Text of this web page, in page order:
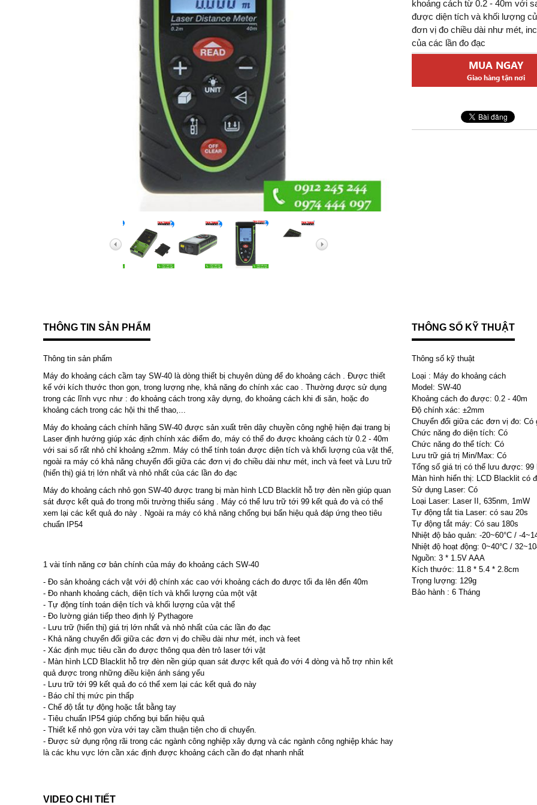
Ống Nhòm Yukon Belarus
Ống Nhòm Baigish Nga
Ống Nhòm Nikula
Ống Nhòm Các Hãng Khác
Ống Nhòm Quân Sự, Hàng Hải
Ống Nhòm Điều Chỉnh Zoom
Ống Nhòm Một Mắt
Ống Nhòm Du Lịch Bỏ Túi
khoảng cách từ 0.2 - 40m với
được diện tích và khối lượng
đơn vị đo chiều dài như mét,
của các lần đo đạc
MUA NGAY
Giao hàng tận nơi
THÔNG TIN SẢN PHẨM
Thông tin sản phẩm
Máy đo khoảng cách cầm tay SW-40 là dòng thiết bị chuyên dùng để đo khoảng cách . Được thiết
kế với kích thước thon gọn, trong lượng nhẹ, khả năng đo chính xác cao . Thường được sử dụng
trong các lĩnh vực như : đo khoảng cách trong xây dựng, đo khoảng cách khi đi săn, hoặc đo
khoảng cách trong các hội thi thể thao,...
Máy đo khoảng cách chính hãng SW-40 được sản xuất trên dây chuyền công nghệ hiện đại trang bị
Laser định hướng giúp xác định chính xác điểm đo, máy có thể đo được khoảng cách từ 0.2 - 40m
với sai số rất nhỏ chỉ khoảng ±2mm. Máy có thể tính toán được diện tích và khối lượng của vật thể,
ngoài ra máy có khả năng chuyển đổi giữa các đơn vị đo chiều dài như mét, inch và feet và Lưu trữ
(hiển thị) giá trị lớn nhất và nhỏ nhất của các lần đo đạc
Máy đo khoảng cách nhỏ gọn SW-40 được trang bị màn hình LCD Blacklit hỗ trợ đèn nền giúp quan
sát được kết quả đo trong môi trường thiếu sáng . Máy có thể lưu trữ tới 99 kết quả đo và có thể
xem lại các kết quả đo này . Ngoài ra máy có khả năng chống bụi bẩn hiệu quả đáp ứng theo tiêu
chuẩn IP54
1 vài tính năng cơ bản chính của máy đo khoảng cách SW-40
- Đo sản khoảng cách vật với độ chính xác cao với khoảng cách đo được tối đa lên đến 40m
- Đo nhanh khoảng cách, diện tích và khối lượng của một vật
- Tự động tính toán diện tích và khối lượng của vật thể
- Đo lường gián tiếp theo định lý Pythagore
- Lưu trữ (hiển thị) giá trị lớn nhất và nhỏ nhất của các lần đo đạc
- Khả năng chuyển đổi giữa các đơn vị đo chiều dài như mét, inch và feet
- Xác định mục tiêu cần đo được thông qua đèn trỏ laser tới vật
- Màn hình LCD Blacklit hỗ trợ đèn nền giúp quan sát được kết quả đo với 4 dòng và hỗ trợ nhìn kết
quả được trong những điều kiện ánh sáng yếu
- Lưu trữ tới 99 kết quả đo có thể xem lại các kết quả đo này
- Báo chỉ thị mức pin thấp
- Chế độ tắt tự động hoặc tắt bằng tay
- Tiêu chuẩn IP54 giúp chống bụi bẩn hiệu quả
- Thiết kế nhỏ gọn vừa với tay cầm thuận tiện cho di chuyển.
- Được sử dụng rộng rãi trong các ngành công nghiệp xây dựng và các ngành công nghiệp khác hay
là các khu vực lớn cần xác định được khoảng cách cần đo đạt nhanh nhất
THÔNG SỐ KỸ THUẬT
Thông số kỹ thuật
Loại : Máy đo khoảng cách
Model: SW-40
Khoảng cách đo được: 0.2 - 40m
Độ chính xác: ±2mm
Chuyển đổi giữa các đơn vị đo: Có
Chức năng đo diện tích: Có
Chức năng đo thể tích: Có
Lưu trữ giá trị Min/Max: Có
Tổng số giá trị có thể lưu được: 99
Màn hình hiển thị: LCD Blacklit có
Sử dụng Laser: Có
Loại Laser: Laser II, 635nm, 1mW
Tự động tắt tia Laser: có sau 20s
Tự động tắt máy: Có sau 180s
Nhiệt độ bảo quản: -20~60°C / -
Nhiệt độ hoạt động: 0~40°C /
Nguồn: 3 * 1.5V AAA
Kích thước: 11.8 * 5.4 * 2.8cm
Trọng lượng: 129g
Bảo hành : 6 Tháng
VIDEO CHI TIẾT